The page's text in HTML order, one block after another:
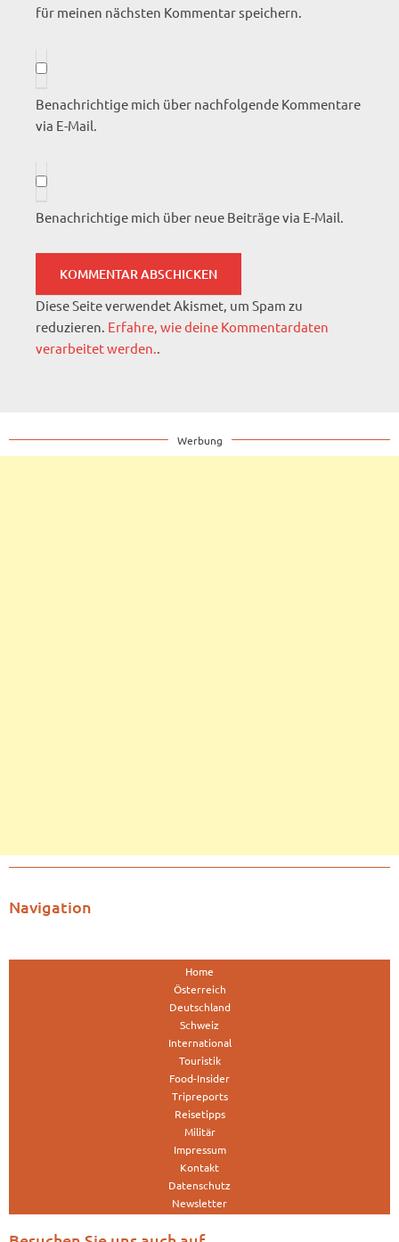
für meinen nächsten Kommentar speichern.
Benachrichtige mich über nachfolgende Kommentare
via E-Mail.
Benachrichtige mich über neue Beiträge via E-Mail.
Diese Seite verwendet Akismet, um Spam zu
reduzieren. Erfahre, wie deine Kommentardaten
verarbeitet werden..
Werbung
Navigation
Home
Österreich
Deutschland
Schweiz
International
Touristik
Food-Insider
Tripreports
Reisetipps
Militär
Impressum
Kontakt
Datenschutz
Newsletter